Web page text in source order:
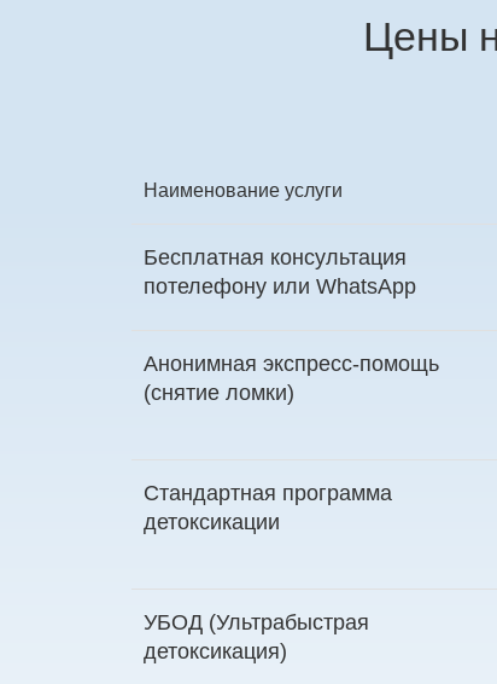
Цены
Наименование услуги
Бесплатная консультация
потелефону или WhatsApp
Анонимная экспресс-помощь
(снятие ломки)
Стандартная программа
детоксикации
УБОД (Ультрабыстрая
детоксикация)